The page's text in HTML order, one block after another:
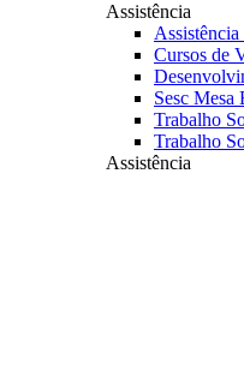
Assistência
Assistência
Cursos de
Sesc Mesa
Trabalho
Trabalho
Assistência